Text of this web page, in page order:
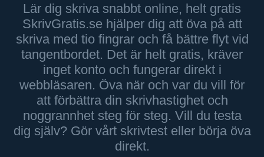
Lär dig skriva snabbt online, helt gratis
SkrivGratis.se hjälper dig att öva på att
skriva med tio fingrar och få bättre flyt vid
tangentbordet. Det är helt gratis, kräver
inget konto och fungerar direkt i
webbläsaren. Öva när och var du vill för
att förbättra din skrivhastighet och
noggrannhet steg för steg. Vill du testa
dig själv? Gör vårt skrivtest eller börja öva
direkt.